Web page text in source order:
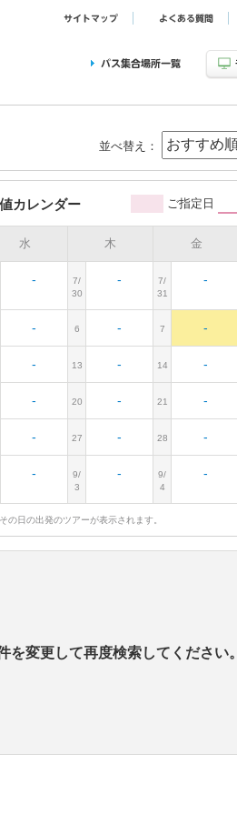
並べ替え：
カレンダー ご指定日
水 木 金
-
7/
30
-
7/
31
-
- 6 - 7 -
- 13 - 14 -
- 20 - 21 -
- 27 - 28 -
-
9/
3
-
9/
4
-
の日の出発のツアーが表示されます。
を変更して再度検索してください。